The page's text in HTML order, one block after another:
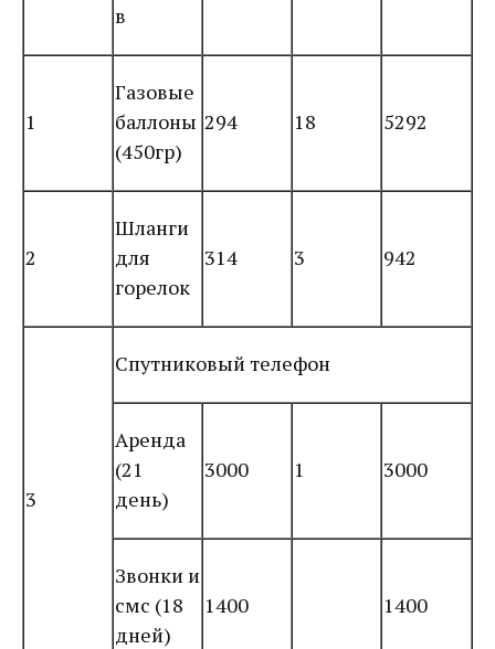
в
1
Газовые
баллоны
(450гр)
294 18 5292
2
Шланги
для
горелок
314 3 942
3
Спутниковый телефон
Аренда
(21
день)
3000 1 3000
Звонки и
смс (18
дней)
1400 1400